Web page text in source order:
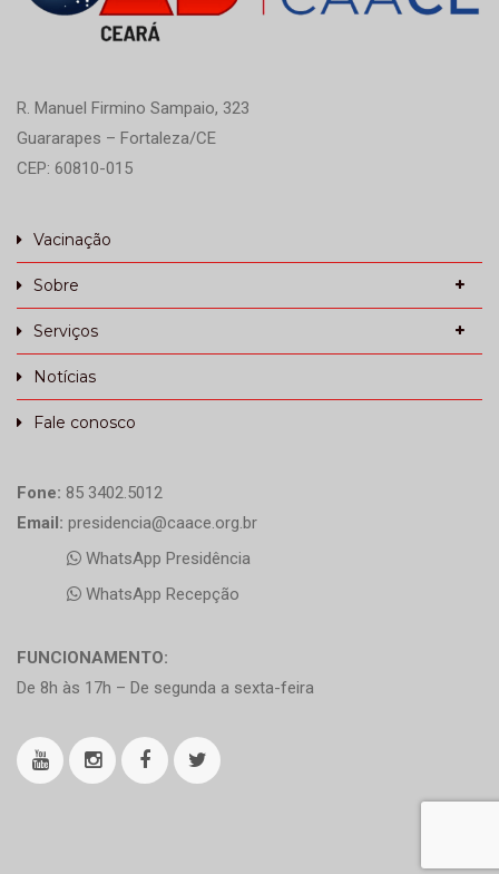
R. Manuel Firmino Sampaio, 323
Guararapes – Fortaleza/CE
CEP: 60810-015
Vacinação
Sobre
Serviços
Notícias
Fale conosco
Fone: 85 3402.5012
Email: presidencia@caace.org.br
WhatsApp Presidência
WhatsApp Recepção
FUNCIONAMENTO:
De 8h às 17h – De segunda a sexta-feira